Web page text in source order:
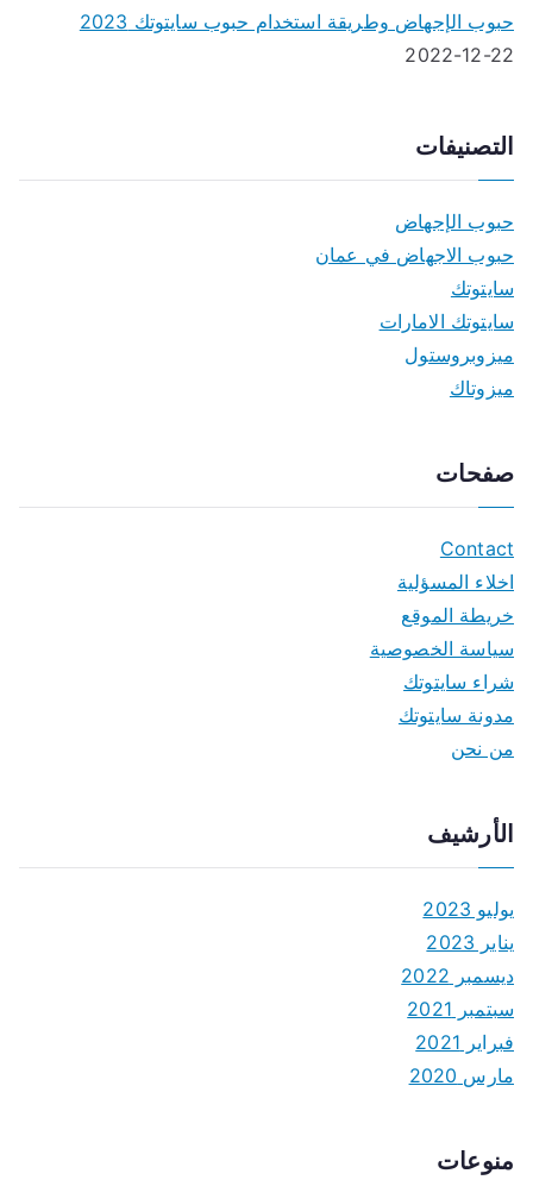
حبوب الإجهاض وطريقة استخدام حبوب سايتوتك 2023
2022-12-22
التصنيفات
حبوب الإجهاض
حبوب الاجهاض في عمان
سايتوتك
سايتوتك الامارات
ميزوبروستول
ميزوتاك
صفحات
Contact
اخلاء المسؤلية
خريطة الموقع
سياسة الخصوصية
شراء سايتوتك
مدونة سايتوتك
من نحن
الأرشيف
يوليو 2023
يناير 2023
ديسمبر 2022
سبتمبر 2021
فبراير 2021
مارس 2020
منوعات